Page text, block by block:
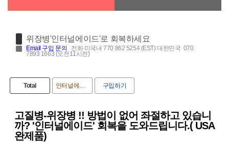
위장병'인터널에이드'로 회복하세요
Email 구입 문의 전화 미국내 770 862 5254 (EST) 대한민국 070
7893 1663 (오전11시전)
Total 인터널에이드 구입하기
고질병-위장병 !! 방법이 없어 좌절하고 있습니
까? '인터널에이드' 회복을 도와드립니다.( USA
완제품)